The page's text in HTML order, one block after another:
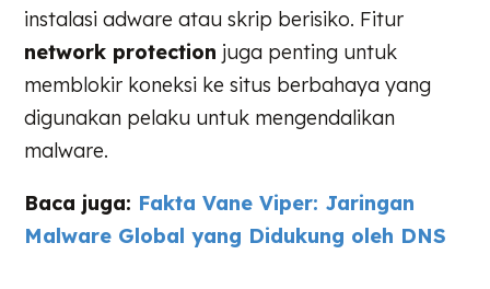
instalasi adware atau skrip berisiko. Fitur
network protection juga penting untuk
memblokir koneksi ke situs berbahaya yang
digunakan pelaku untuk mengendalikan
malware.
Baca juga: Fakta Vane Viper: Jaringan
Malware Global yang Didukung oleh DNS